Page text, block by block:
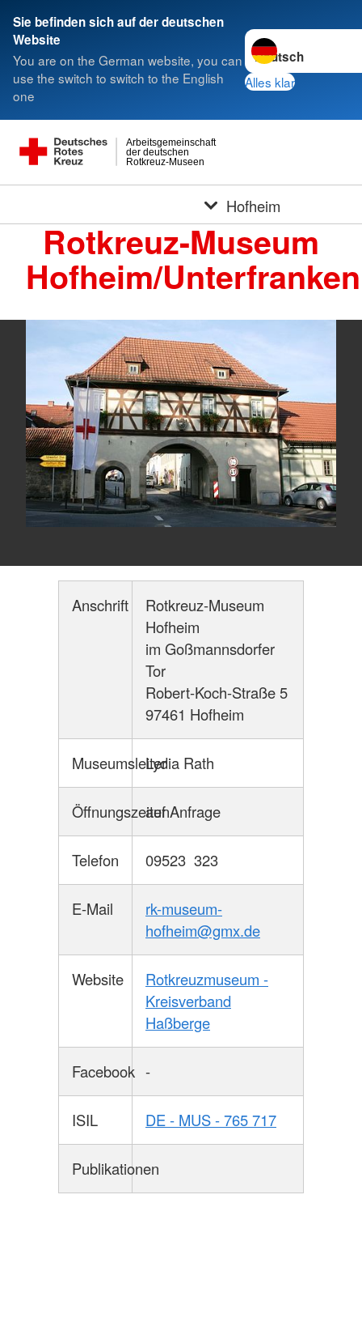
Sie befinden sich auf der deutschen
Website
You are on the German website, you can
use the switch to switch to the English
one
Sprache wechseln
Alles klar
Rotkreuz-Museen
der deutschen
Arbeitsgemeinschaft
Hofheim
Rotkreuz-Museum
Hofheim/Unterfranken
Anschrift
Rotkreuz-Museum
Hofheim
im Goßmannsdorfer
Tor
Robert-Koch-Straße 5
97461 Hofheim
MuseumsleiterLydia Rath
Öffnungszeitenauf Anfrage
Telefon 09523 323
E-Mail
rk-museum-
hofheim@gmx.de
Website
Rotkreuzmuseum -
Kreisverband
Haßberge
Facebook -
ISIL DE - MUS - 765 717
Publikationen